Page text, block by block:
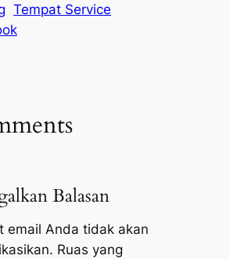
Tempat Service
Balasan
email Anda tidak akan
Ruas yang